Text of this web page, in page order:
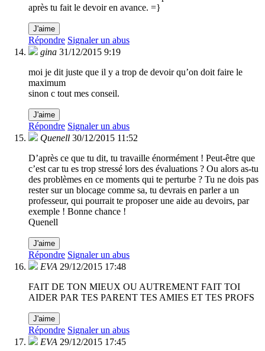
après tu fait le devoir en avance. =}
J'aime
Répondre Signaler un abus
gina 31/12/2015 9:19
moi je dit juste que il y a trop de devoir qu’on doit faire le
maximum
sinon c tout mes conseil.
J'aime
Répondre Signaler un abus
Quenell 30/12/2015 11:52
D’après ce que tu dit, tu travaille énormément ! Peut-être que
c’est car tu es trop stressé lors des évaluations ? Ou alors as-tu
des problèmes en ce moments qui te perturbe ? Tu ne dois pas
rester sur un blocage comme sa, tu devrais en parler a un
professeur, qui pourrait te proposer une aide au devoirs, par
exemple ! Bonne chance !
Quenell
J'aime
Répondre Signaler un abus
EVA 29/12/2015 17:48
FAIT DE TON MIEUX OU AUTREMENT FAIT TOI
AIDER PAR TES PARENT TES AMIES ET TES PROFS
J'aime
Répondre Signaler un abus
EVA 29/12/2015 17:45